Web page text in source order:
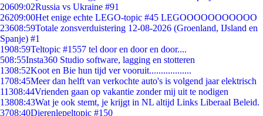
20609:02Russia vs Ukraine #91
26209:00Het enige echte LEGO-topic #45 LEGOOOOOOOOOOO
23608:59Totale zonsverduistering 12-08-2026 (Groenland, IJsland en
Spanje) #1
1908:59Teltopic #1557 tel door en door en door....
508:55Insta360 Studio software, lagging en stotteren
1308:52Koot en Bie hun tijd ver vooruit..................
1708:45Meer dan helft van verkochte auto's is volgend jaar elektrisch
11308:44Vrienden gaan op vakantie zonder mij uit te nodigen
13808:43Wat je ook stemt, je krijgt in NL altijd Links Liberaal Beleid.
3708:40Dierenlepeltopic #150